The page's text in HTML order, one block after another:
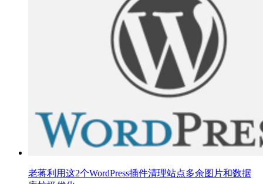
老蒋利用这2个WordPress插件清理站点多余图片和数据